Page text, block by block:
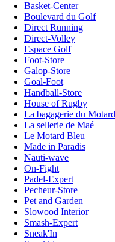
Basket-Center
Boulevard du Golf
Direct Running
Direct-Volley
Espace Golf
Foot-Store
Galop-Store
Goal-Foot
Handball-Store
House of Rugby
La bagagerie du Motard
La sellerie de Maé
Le Motard Bleu
Made in Paradis
Nauti-wave
On-Fight
Padel-Expert
Pecheur-Store
Pet and Garden
Slowood Interior
Smash-Expert
Sneak'In